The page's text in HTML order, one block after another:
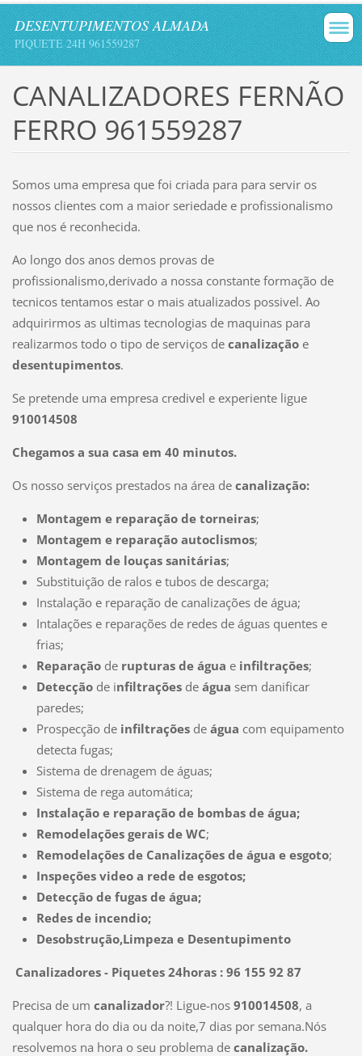
DESENTUPIMENTOS ALMADA
PIQUETE 24H 961559287
CANALIZADORES FERNÃO
FERRO 961559287
Somos uma empresa que foi criada para para servir os
nossos clientes com a maior seriedade e profissionalismo
que nos é reconhecida.
Ao longo dos anos demos provas de
profissionalismo,derivado a nossa constante formação de
tecnicos tentamos estar o mais atualizados possivel. Ao
adquirirmos as ultimas tecnologias de maquinas para
realizarmos todo o tipo de serviços de canalização e
desentupimentos.
Se pretende uma empresa credivel e experiente ligue
910014508
Chegamos a sua casa em 40 minutos.
Os nosso serviços prestados na área de canalização:
Montagem e reparação de torneiras;
Montagem e reparação autoclismos;
Montagem de louças sanitárias;
Substituição de ralos e tubos de descarga;
Instalação e reparação de canalizações de água;
Intalações e reparações de redes de águas quentes e
frias;
Reparaçãode rupturas de água e infiltrações;
Detecçãode infiltrações de água sem danificar
paredes;
Prospecção de infiltraçõesde água com equipamento
detecta fugas;
Sistema de drenagem de águas;
Sistema de rega automática;
Instalação e reparação de bombas de água;
Remodelações gerais de WC;
Remodelações de Canalizações de água e esgoto;
Inspeções video a rede de esgotos;
Detecção de fugas de água;
Redes de incendio;
Desobstrução,Limpeza e Desentupimento
Canalizadores - Piquetes 24horas : 96 155 92 87
Precisa de um canalizador?! Ligue-nos 910014508, a
qualquer hora do dia ou da noite,7 dias por semana.Nós
resolvemos na hora o seu problema decanalização.